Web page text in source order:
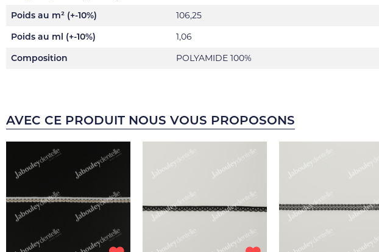
Poids au m² (+-10%)
106,25
Poids au ml (+-10%)
1,06
Composition
POLYAMIDE 100%
AVEC CE PRODUIT NOUS VOUS PROPOSONS